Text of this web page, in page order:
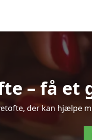
– få
der kan hjælpe